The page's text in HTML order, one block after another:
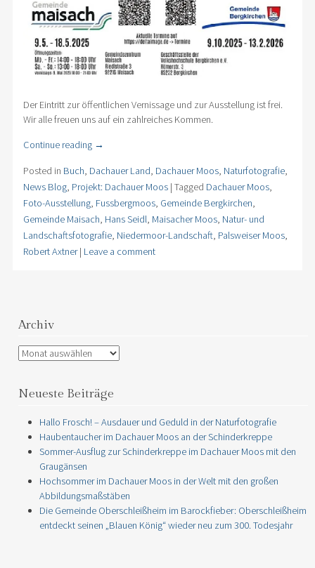
Der Eintritt zur öffentlichen Vernissage und zur Ausstellung ist frei.
Wir alle freuen uns auf ein zahlreiches Kommen.
Continue reading →
Posted in Buch, Dachauer Land, Dachauer Moos, Naturfotografie,
News Blog, Projekt: Dachauer Moos | Tagged Dachauer Moos,
Foto-Ausstellung, Fussbergmoos, Gemeinde Bergkirchen,
Gemeinde Maisach, Hans Seidl, Maisacher Moos, Natur- und
Landschaftsfotografie, Niedermoor-Landschaft, Palsweiser Moos,
Robert Axtner | Leave a comment
Archiv
Archiv
Neueste Beiträge
Hallo Frosch! – Ausdauer und Geduld in der Naturfotografie
Haubentaucher im Dachauer Moos an der Schinderkreppe
Sommer-Ausflug zur Schinderkreppe im Dachauer Moos mit den
Graugänsen
Hochsommer im Dachauer Moos in der Welt mit den großen
Abbildungsmaßstäben
Die Gemeinde Oberschleißheim im Barockfieber: Oberschleißheim
entdeckt seinen „Blauen König“ wieder neu zum 300. Todesjahr